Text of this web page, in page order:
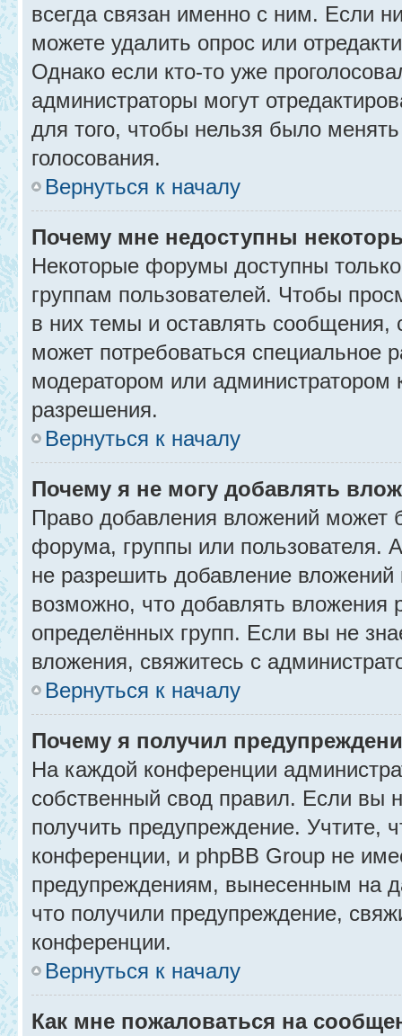
всегда связан именно с ним. Если
можете удалить опрос или
Однако если кто-то уже
администраторы могут
для того, чтобы нельзя было
голосования.
Вернуться к началу
Почему мне недоступны
Некоторые форумы доступны
группам пользователей. Чтобы
в них темы и оставлять сообщения,
может потребоваться специальное
модератором или администратором
разрешения.
Вернуться к началу
Почему я не могу добавлять
Право добавления вложений может
форума, группы или пользователя.
не разрешить добавление
возможно, что добавлять вложения
определённых групп. Если вы не
вложения, свяжитесь с
Вернуться к началу
Почему я получил
На каждой конференции
собственный свод правил. Если вы
получить предупреждение. Учтите,
конференции, и phpBB Group не
предупреждениям, вынесенным на
что получили предупреждение,
конференции.
Вернуться к началу
Как мне пожаловаться на